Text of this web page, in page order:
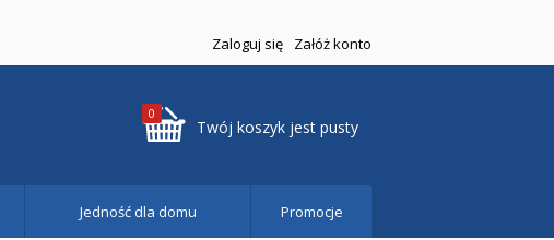
Zaloguj się Załóż konto
0
Twój koszyk jest pusty
Jedność dla domu Promocje